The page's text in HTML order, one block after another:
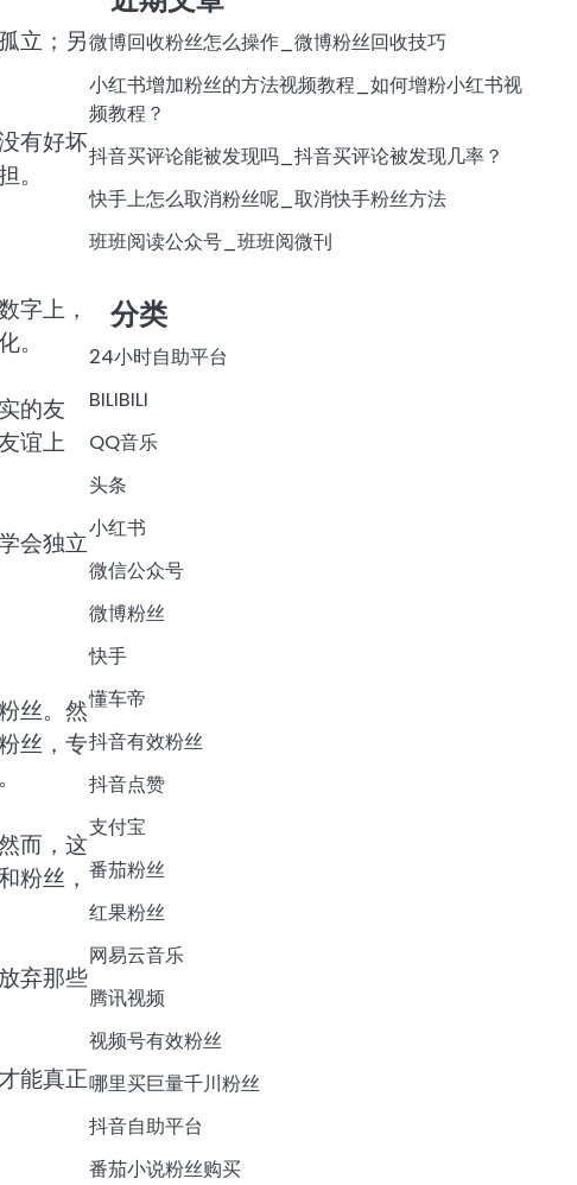
立；另
有好坏
字上，
的友
谊上
会独立
丝。然
丝，专
而，这
粉丝，
弃那些
能真正
微博回收粉丝怎么操作_微博粉丝回收技巧
小红书增加粉丝的方法视频教程_如何增粉小红书视
频教程？
抖音买评论能被发现吗_抖音买评论被发现几率？
快手上怎么取消粉丝呢_取消快手粉丝方法
班班阅读公众号_班班阅微刊
分类
24小时自助平台
BILIBILI
QQ音乐
头条
小红书
微信公众号
微博粉丝
快手
懂车帝
抖音有效粉丝
抖音点赞
支付宝
番茄粉丝
红果粉丝
网易云音乐
腾讯视频
视频号有效粉丝
哪里买巨量千川粉丝
抖音自助平台
番茄小说粉丝购买